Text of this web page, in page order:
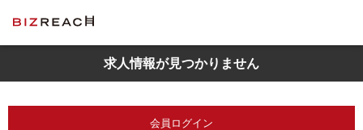
求人情報が見つかりません
会員ログイン